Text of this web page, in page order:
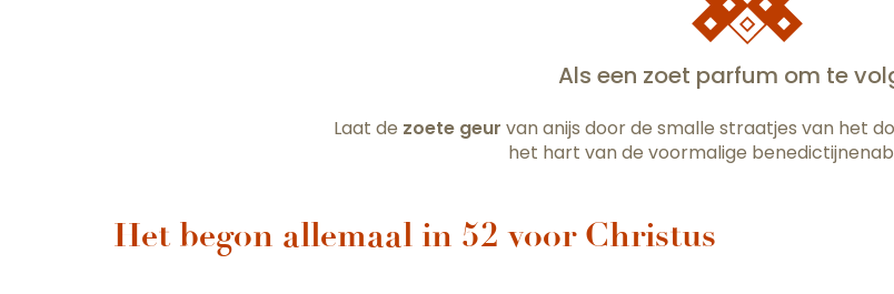
Als een zoet parfum om te
Laat de zoete geur van anijs door de smalle straatjes van het
het hart van de voormalige
Het begon allemaal in 52 voor Christus